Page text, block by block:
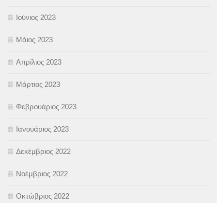
Ιούνιος 2023
Μάιος 2023
Απρίλιος 2023
Μάρτιος 2023
Φεβρουάριος 2023
Ιανουάριος 2023
Δεκέμβριος 2022
Νοέμβριος 2022
Οκτώβριος 2022